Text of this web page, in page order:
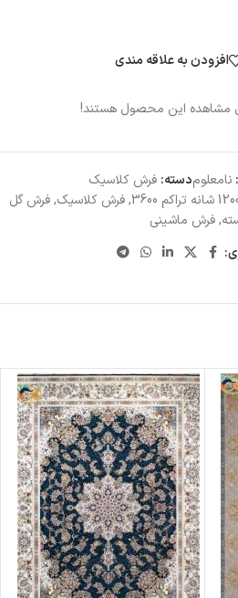
افزودن به علاقه مندی
مشاهده این محصول هستند!
نامعلومدسته: فرش کلاسیک
, فرش کلاسیک, فرش گل
, فرش ماشینی